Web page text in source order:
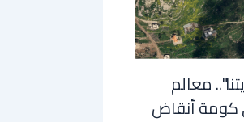
معالم
كومة أنقاض